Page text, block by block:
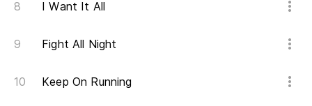
I Want It All
Fight All Night
Keep On Running